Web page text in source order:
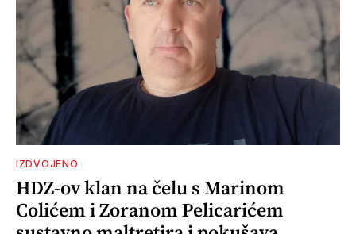
IZDVOJENO
HDZ-ov klan na čelu s Marinom
Colićem i Zoranom Pelicarićem